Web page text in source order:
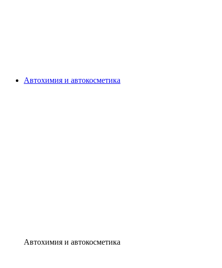
Автохимия и автокосметика
Автохимия и автокосметика